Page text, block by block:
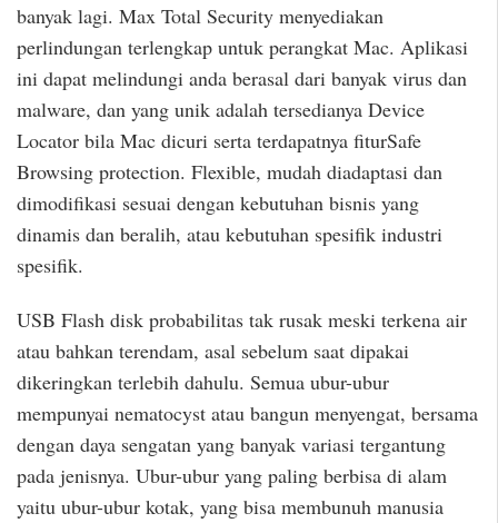
banyak lagi. Max Total Security menyediakan
perlindungan terlengkap untuk perangkat Mac. Aplikasi
ini dapat melindungi anda berasal dari banyak virus dan
malware, dan yang unik adalah tersedianya Device
Locator bila Mac dicuri serta terdapatnya fiturSafe
Browsing protection. Flexible, mudah diadaptasi dan
dimodifikasi sesuai dengan kebutuhan bisnis yang
dinamis dan beralih, atau kebutuhan spesifik industri
spesifik.
USB Flash disk probabilitas tak rusak meski terkena air
atau bahkan terendam, asal sebelum saat dipakai
dikeringkan terlebih dahulu. Semua ubur-ubur
mempunyai nematocyst atau bangun menyengat, bersama
dengan daya sengatan yang banyak variasi tergantung
pada jenisnya. Ubur-ubur yang paling berbisa di alam
yaitu ubur-ubur kotak, yang bisa membunuh manusia